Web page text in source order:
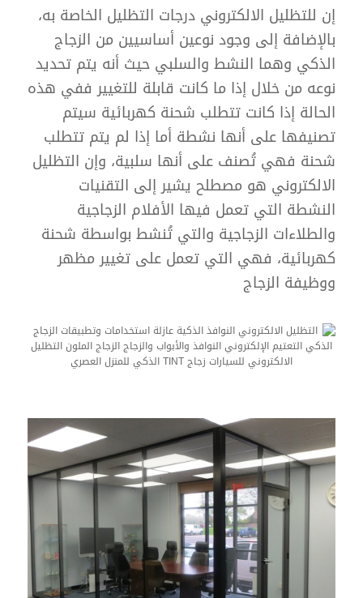
إن للتظليل الالكتروني درجات التظليل الخاصة به،
بالإضافة إلى وجود نوعين أساسيين من الزجاج
الذكي وهما النشط والسلبي حيث أنه يتم تحديد
نوعه من خلال إذا ما كانت قابلة للتغيير ففي هذه
الحالة إذا كانت تتطلب شحنة كهربائية سيتم
تصنيفها على أنها نشطة أما إذا لم يتم تتطلب
شحنة فهي تُصنف على أنها سلبية، وإن التظليل
الالكتروني هو مصطلح يشير إلى التقنيات
النشطة التي تعمل فيها الأفلام الزجاجية
والطلاءات الزجاجية والتي تُنشط بواسطة شحنة
كهربائية، فهي التي تعمل على تغيير مظهر
ووظيفة الزجاج